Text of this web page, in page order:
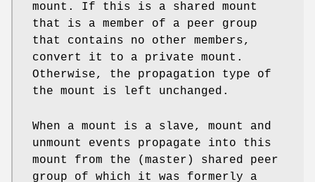
mount. If this is a shared mount
that is a member of a peer group
that contains no other members,
convert it to a private mount.
Otherwise, the propagation type of
the mount is left unchanged.
When a mount is a slave, mount and
unmount events propagate into this
mount from the (master) shared peer
group of which it was formerly a